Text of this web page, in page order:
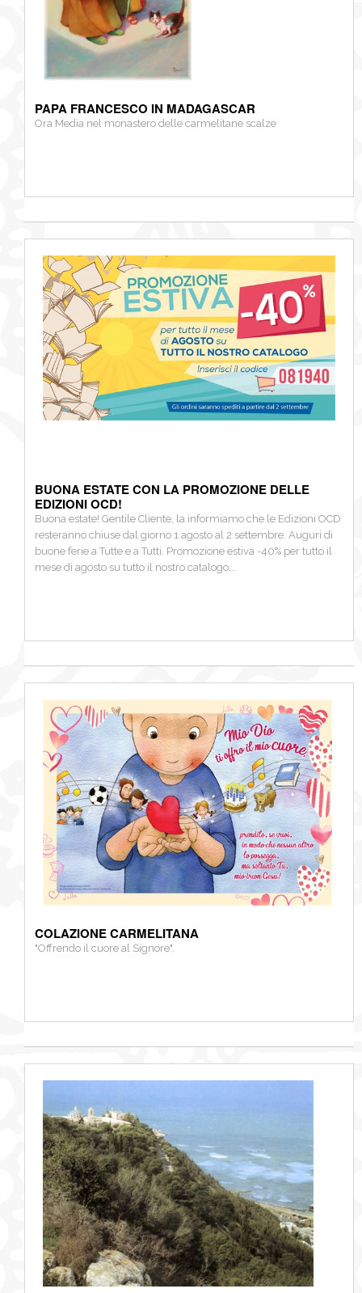
PAPA FRANCESCO IN MADAGASCAR
Ora Media nel monastero delle carmelitane scalze
BUONA ESTATE CON LA PROMOZIONE DELLE
EDIZIONI OCD!
Buona estate! Gentile Cliente, la informiamo che le Edizioni OCD
resteranno chiuse dal giorno 1 agosto al 2 settembre. Auguri di
buone ferie a Tutte e a Tutti. Promozione estiva -40% per tutto il
mese di agosto su tutto il nostro catalogo...
COLAZIONE CARMELITANA
"Offrendo il cuore al Signore".